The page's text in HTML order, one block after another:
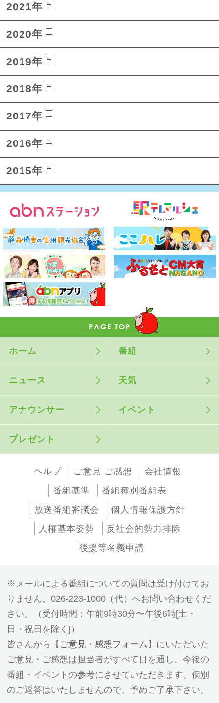
2021年
2020年
2019年
2018年
2017年
2016年
2015年
ホーム 番組
ニュース 天気
アナウンサー イベント
プレゼント
ヘルプ ご意見 ご感想
会社情報
番組基準
番組種別番組表
放送番組審議会
個人情報保護方針
人権基本姿勢
反社会的勢力排除
後援等名義申請
メールによる番組についての質問は受け付けてお
りません。026-223-1000（代）へお問い合わせくだ
さい。（受付時間：午前9時30分〜午後6時[土・
日・祝日を除く]）
皆さんから【 ご意見・感想フォーム 】にいただいた
ご意見・ご感想は担当者がすべて目を通し、今後の
番組・イベントの参考にさせていただきます。個別
のご返答はいたしませんので、予めご了承下さい。